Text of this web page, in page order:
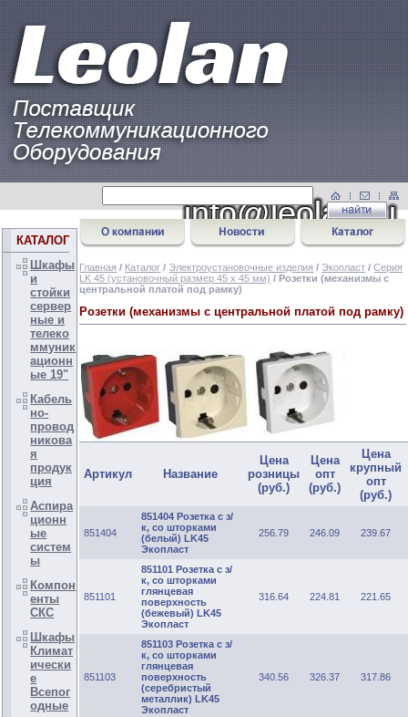
КАТАЛОГ
Шкафы
и
стойки
сервер
ные и
телеко
ммуник
ационн
ые 19"
Кабель
но-
провод
никова
я
продук
ция
Аспира
ционн
ые
систем
ы
Компон
енты
СКС
Шкафы
Климат
ически
е
Всепог
одные
Главная / Каталог / Электроустановочные изделия / Экопласт /Серия
LK 45 (установочный размер 45 х 45 мм) / Розетки (механизмы с
центральной платой под рамку)
Розетки (механизмы с центральной платой под рамку)
Артикул Название
Цена
розницы
(руб.)
Цена
опт
(руб.)
Цена
крупный
опт
(руб.)
851404
851404 Розетка с з/
к, со шторками
(белый) LK45
Экопласт
256.79 246.09 239.67
851101
851101 Розетка с з/
к, со шторками
глянцевая
поверхность
(бежевый) LK45
Экопласт
316.64 224.81 221.65
851103
851103 Розетка с з/
к, со шторками
глянцевая
поверхность
(серебристый
металлик) LK45
Экопласт
340.56 326.37 317.86